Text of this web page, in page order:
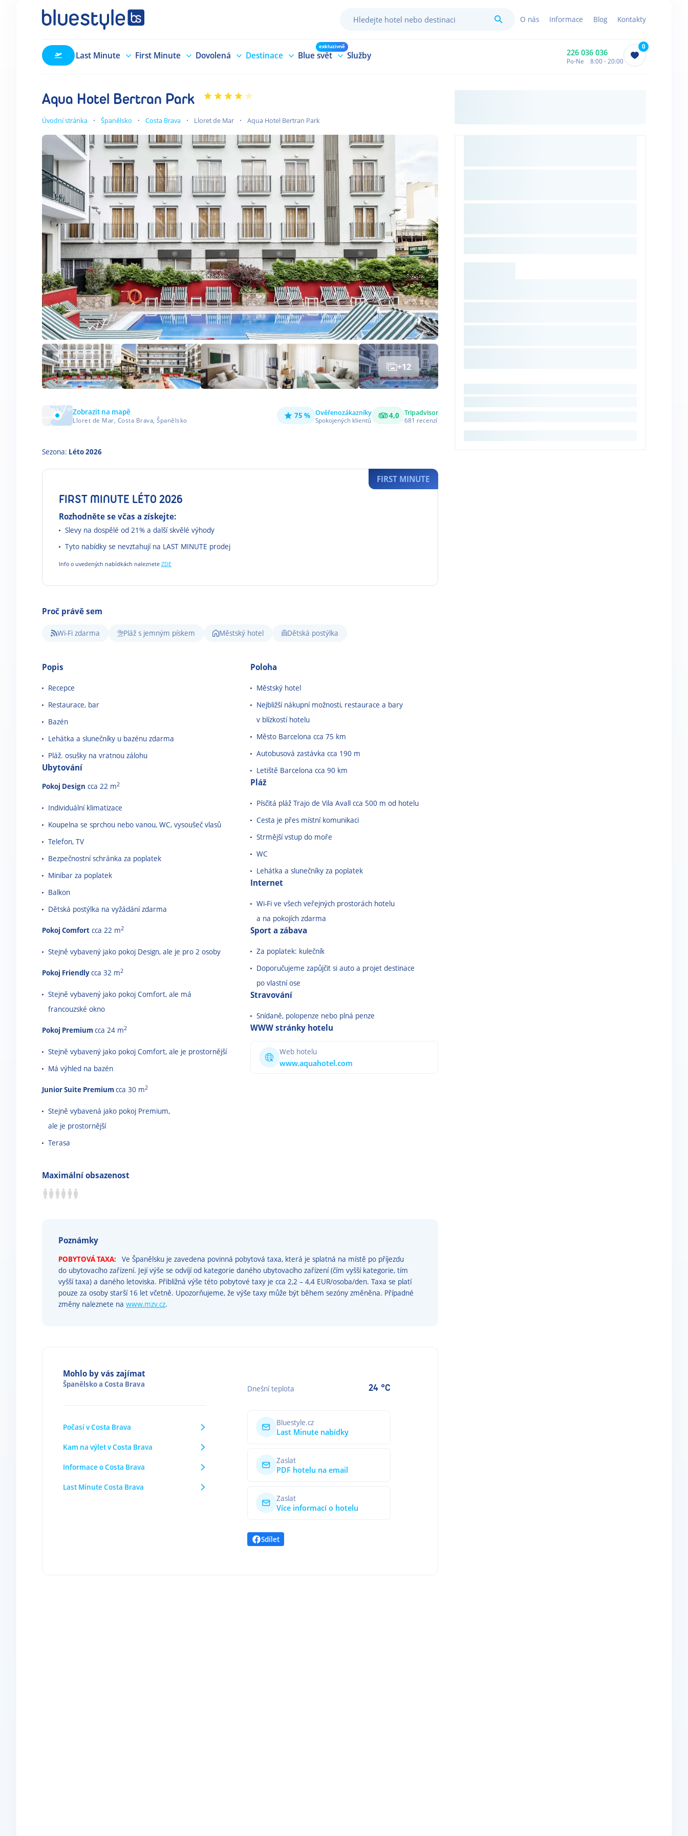
HledatO nás Informace Blog Kontakty
Last Minute First Minute Dovolená Destinace Blue svět
exkluzivně
Služby 226 036 036
Po-Ne 8:00 - 20:00
0
Aqua Hotel Bertran Park
Úvodní stránka Španělsko Costa Brava Lloret de Mar Aqua Hotel Bertran Park
+12
Zobrazit na mapě
Lloret de Mar, Costa Brava, Španělsko 75 % Ověřenozákazníky
Spokojených klientů 4,0 Tripadvisor
681 recenzí
Sezona: Léto 2026
FIRST MINUTE LÉTO 2026
Rozhodněte se včas a získejte:
Slevy na dospělé od 21% a další skvělé výhody
Tyto nabídky se nevztahují na LAST MINUTE prodej
Info o uvedených nabídkách naleznete ZDE
FIRST MINUTE
Proč právě sem
Wi-Fi zdarma Pláž s jemným pískem Městský hotel Dětská postýlka
Popis
Recepce
Restaurace, bar
Bazén
Lehátka a slunečníky u bazénu zdarma
Pláž. osušky na vratnou zálohu
Ubytování
Pokoj Design cca 22 m2
Individuální klimatizace
Koupelna se sprchou nebo vanou, WC, vysoušeč vlasů
Telefon, TV
Bezpečnostní schránka za poplatek
Minibar za poplatek
Balkon
Dětská postýlka na vyžádání zdarma
Pokoj Comfort cca 22 m2
Stejně vybavený jako pokoj Design, ale je pro 2 osoby
Pokoj Friendlycca 32 m2
Stejně vybavený jako pokoj Comfort, ale má
francouzské okno
Pokoj Premium cca 24 m2
Stejně vybavený jako pokoj Comfort, ale je prostornější
Má výhled na bazén
Junior Suite Premium cca 30 m2
Stejně vybavená jako pokoj Premium,
ale je prostornější
Terasa
Poloha
Městský hotel
Nejbližší nákupní možnosti, restaurace a bary
v blízkostí hotelu
Město Barcelona cca 75 km
Autobusová zastávka cca 190 m
Letiště Barcelona cca 90 km
Pláž
Písčitá pláž Trajo de Vila Avall cca 500 m od hotelu
Cesta je přes místní komunikaci
Strmější vstup do moře
WC
Lehátka a slunečníky za poplatek
Internet
Wi-Fi ve všech veřejných prostorách hotelu
a na pokojích zdarma
Sport a zábava
Za poplatek: kulečník
Doporučujeme zapůjčit si auto a projet destinace
po vlastní ose
Stravování
Snídaně, polopenze nebo plná penze
WWW stránky hotelu
Web hotelu
www.aquahotel.com
Maximální obsazenost
Poznámky
POBYTOVÁ TAXA:
Ve Španělsku je zavedena povinná pobytová taxa, která je splatná na místě po příjezdu
do ubytovacího zařízení. Její výše se odvíjí od kategorie daného ubytovacího zařízení (čím vyšší kategorie, tím
vyšší taxa) a daného letoviska. Přibližná výše této pobytové taxy je cca 2,2 – 4,4 EUR/osoba/den. Taxa se platí
pouze za osoby starší 16 let včetně. Upozorňujeme, že výše taxy může být během sezóny změněna. Případné
změny naleznete na www.mzv.cz.
Mohlo by vás zajímat
Španělskoa Costa Brava
Počasí v Costa Brava
Kam na výlet v Costa Brava
Informace o Costa Brava
Last Minute Costa Brava
Dnešní teplota 24 °C
Bluestyle.cz
Last Minute nabídky
Zaslat
PDF hotelu na email
Zaslat
Více informací o hotelu
Sdílet